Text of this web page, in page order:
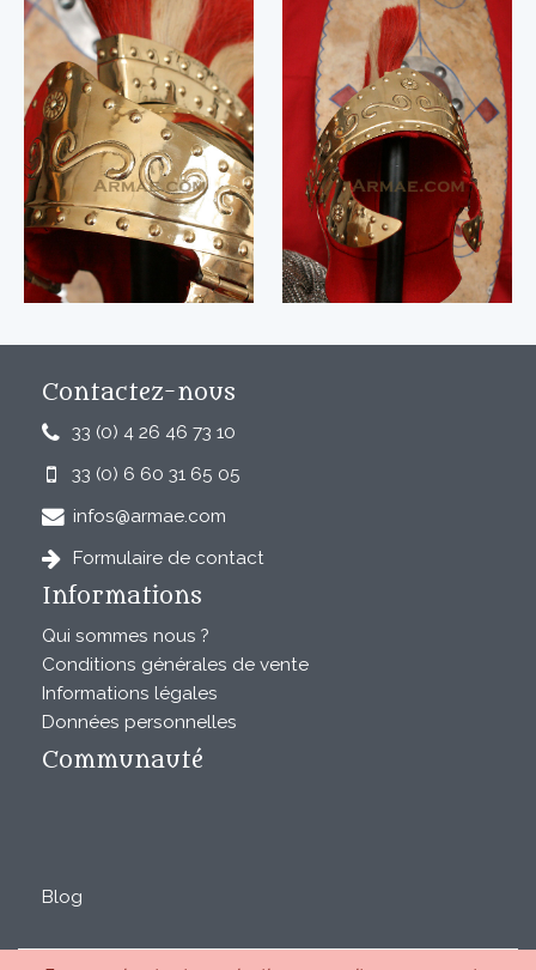
Contactez-nous
33 (0) 4 26 46 73 10
33 (0) 6 60 31 65 05
infos@armae.com
Formulaire de contact
Informations
Qui sommes nous ?
Conditions générales de vente
Informations légales
Données personnelles
Communauté
Blog